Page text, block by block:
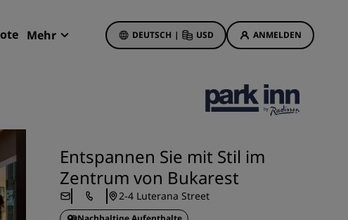
Mehr DEUTSCH | USD ANMELDEN
Hotelangebote
Bonus für die erste Buchung
Deals of the Day
Im Voraus buchen
Entspannen Sie mit Stil im
Zentrum von Bukarest
2-4 Luterana Street